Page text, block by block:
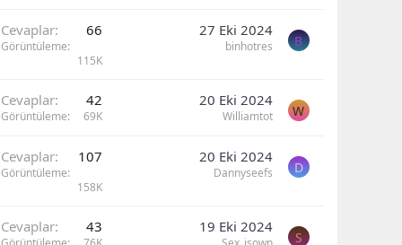
Cevaplar 66
Görüntüleme
115K
27 Eki 2024
binhotres B
Cevaplar 42
Görüntüleme 69K
20 Eki 2024
Williamtot W
Cevaplar 107
Görüntüleme
158K
20 Eki 2024
Dannyseefs D
Cevaplar 43 19 Eki 2024
S